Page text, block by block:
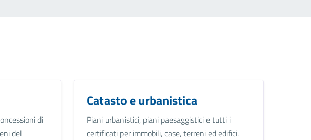
di
del
Catasto e urbanistica
Piani urbanistici, piani paesaggistici e tutti i
certificati per immobili, case, terreni ed edifici.